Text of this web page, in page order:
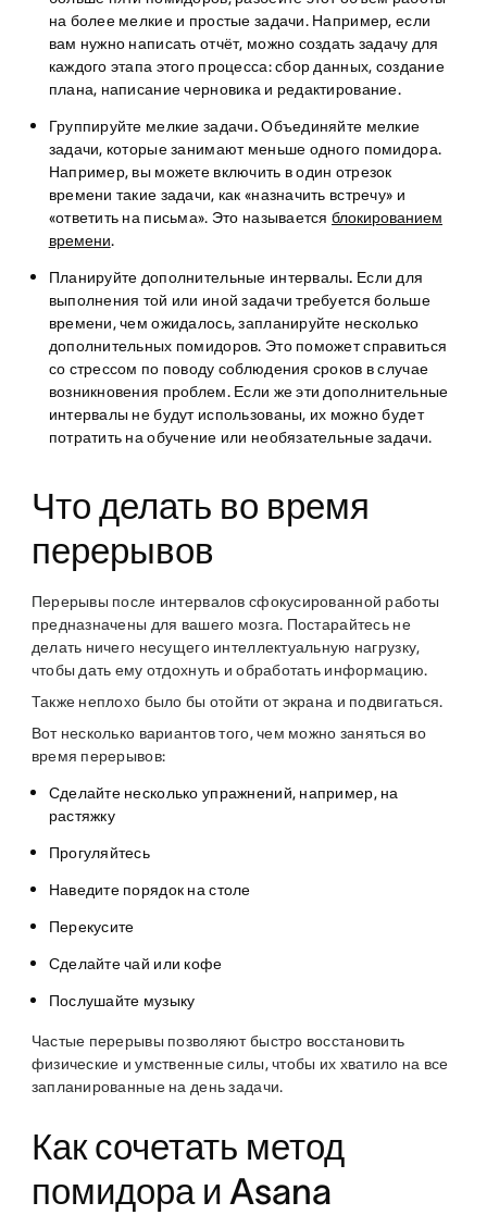
на более мелкие и простые задачи. Например, если
вам нужно написать отчёт, можно создать задачу для
каждого этапа этого процесса: сбор данных, создание
плана, написание черновика и редактирование.
Группируйте мелкие задачи.Объединяйте мелкие
задачи, которые занимают меньше одного помидора.
Например, вы можете включить в один отрезок
времени такие задачи, как «назначить встречу» и
«ответить на письма». Это называетсяблокированием
времени.
Планируйте дополнительные интервалы. Если для
выполнения той или иной задачи требуется больше
времени, чем ожидалось, запланируйте несколько
дополнительных помидоров. Это поможет справиться
со стрессом по поводу соблюдения сроков в случае
возникновения проблем. Если же эти дополнительные
интервалы не будут использованы, их можно будет
потратить на обучение или необязательные задачи.
Что делать во время
перерывов
Перерывы после интервалов сфокусированной работы
предназначены для вашего мозга. Постарайтесь не
делать ничего несущего интеллектуальную нагрузку,
чтобы дать ему отдохнуть и обработать информацию.
Также неплохо было бы отойти от экрана и подвигаться.
Вот несколько вариантов того, чем можно заняться во
время перерывов:
Сделайте несколько упражнений, например, на
растяжку
Прогуляйтесь
Наведите порядок на столе
Перекусите
Сделайте чай или кофе
Послушайте музыку
Частые перерывы позволяют быстро восстановить
физические и умственные силы, чтобы их хватило на все
запланированные на день задачи.
Как сочетать метод
помидора и Asana